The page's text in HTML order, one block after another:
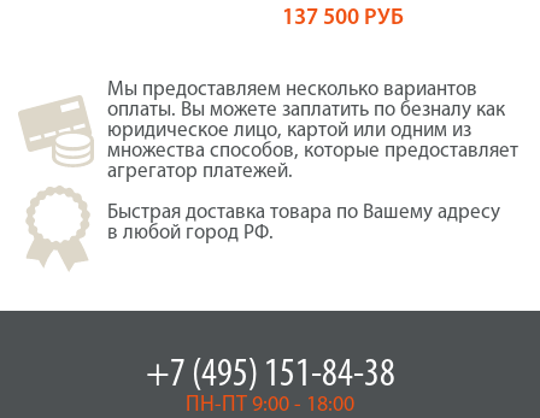
137 500 РУБ
Мы предоставляем несколько вариантов
оплаты. Вы можете заплатить по безналу как
юридическое лицо, картой или одним из
множества способов, которые предоставляет
агрегатор платежей.
Быстрая доставка товара по Вашему адресу
в любой город РФ.
+7 (495) 151-84-38
ПН-ПТ 9:00 - 18:00